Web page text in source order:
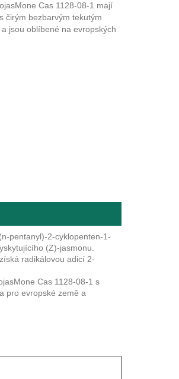
Cas 1128-08-1 mají
čirým bezbarvým tekutým
jsou oblíbené na evropských
pentanyl)-2-cyklopenten-1-
(Z)-jasmonu.
radikálovou adicí 2-
Cas 1128-08-1 s
pro evropské země a